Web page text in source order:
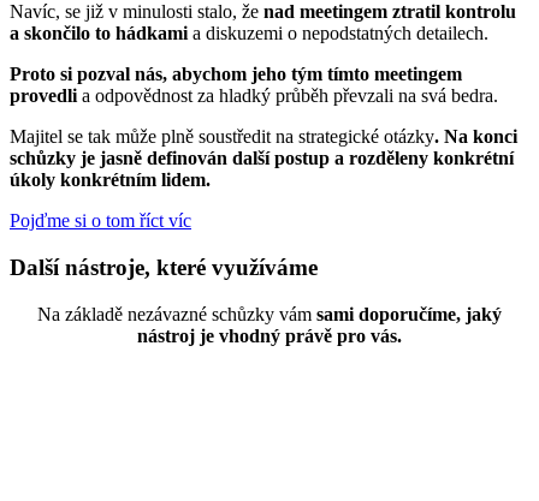
Navíc, se již v minulosti stalo, že nad meetingem ztratil kontrolu
a skončilo to hádkami a diskuzemi o nepodstatných detailech.
Proto si pozval nás, abychom jeho tým tímto meetingem
provedli a odpovědnost za hladký průběh převzali na svá bedra.
Majitel se tak může plně soustředit na strategické otázky. Na konci
schůzky je jasně definován další postup a rozděleny konkrétní
úkoly konkrétním lidem.
Pojďme si o tom říct víc
Další nástroje, které využíváme
Na základě nezávazné schůzky vám sami doporučíme, jaký
nástroj je vhodný právě pro vás.